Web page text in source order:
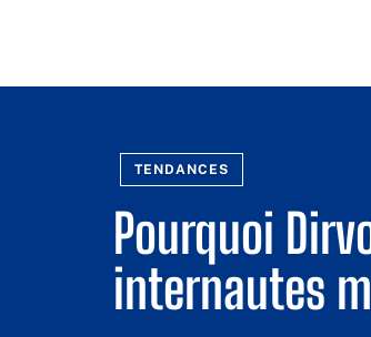
TENDANCES
Pourquoi
internautes